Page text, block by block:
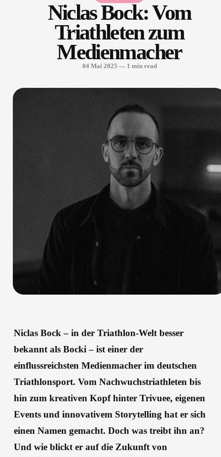
​Niclas Bock: Vom
Triathleten zum
Medienmacher
04 Mai 2025 — 1 min read
Niclas Bock – in der Triathlon-Welt besser
bekannt als Bocki – ist einer der
einflussreichsten Medienmacher im deutschen
Triathlonsport. Vom Nachwuchstriathleten bis
hin zum kreativen Kopf hinter Trivuee, eigenen
Events und innovativem Storytelling hat er sich
einen Namen gemacht. Doch was treibt ihn an?
Und wie blickt er auf die Zukunft von